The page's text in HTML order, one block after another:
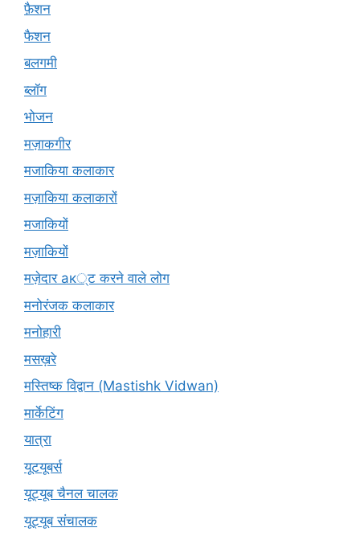
फ़ैशन
फैशन
बलगमी
ब्लॉग
भोजन
मज़ाकगीर
मजाकिया कलाकार
मज़ाकिया कलाकारों
मजाकियों
मज़ाकियों
मज़ेदार ак्ट करने वाले लोग
मनोरंजक कलाकार
मनोहारी
मसख़रे
मस्तिष्क विद्वान (Mastishk Vidwan)
मार्केटिंग
यात्रा
यूटयूबर्स
यूट्यूब चैनल चालक
यूट्यूब संचालक